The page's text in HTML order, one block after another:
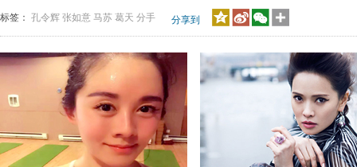
标签： 孔令辉 张如意 马苏 葛天 分手 分享到